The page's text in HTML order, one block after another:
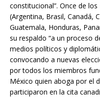
constitucional”. Once de
(Argentina, Brasil, Canadá,
Guatemala, Honduras,
su respaldo “a un proceso
medios políticos y
convocando a nuevas
por todos los miembros
México quien aboga por el
participaron en la cita